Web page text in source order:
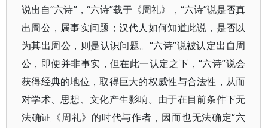
说出自“六诗”，“六诗”载于《周礼》，“六诗”说是否真
出周公，属事实问题；汉代人如何知道此说，是否以
为其出周公，则是认识问题。“六诗”说被认定出自周
公，即便并非事实，但在此一认定之下，“六诗”说会
获得经典的地位，取得巨大的权威性与合法性，从而
对学术、思想、文化产生影响。由于在目前条件下无
法确证《周礼》的时代与作者，因而也无法确定“六